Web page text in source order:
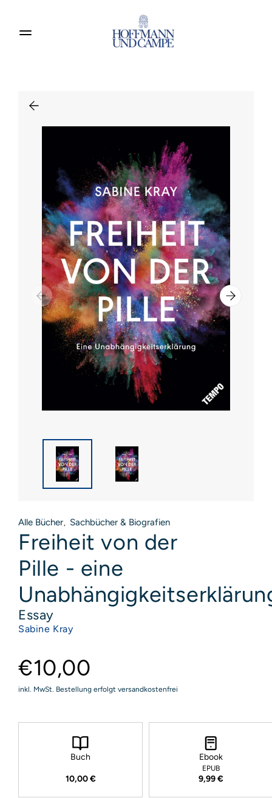
Produkte entdecken
Alle Bücher, Sachbücher & Biografien
Freiheit von der
Pille - eine
Essay
Sabine Kray
€10,00
inkl. MwSt. Bestellung erfolgt versandkostenfrei
Buch
10,00 €
Ebook
EPUB
9,99 €